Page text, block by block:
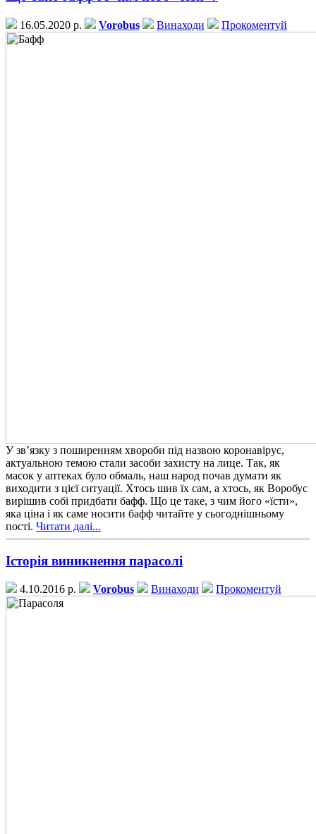
16.05.2020 р. Vorobus Винаходи Прокоментуй
У зв’язку з поширенням хвороби під назвою коронавірус,
актуальною темою стали засоби захисту на лице. Так, як
масок у аптеках було обмаль, наш народ почав думати як
виходити з цієї ситуації. Хтось шив їх сам, а хтось, як Воробус
вирішив собі придбати бафф. Що це таке, з чим його «їсти»,
яка ціна і як саме носити бафф читайте у сьогоднішньому
пості. Читати далі...
Історія виникнення парасолі
4.10.2016 р. Vorobus Винаходи Прокоментуй